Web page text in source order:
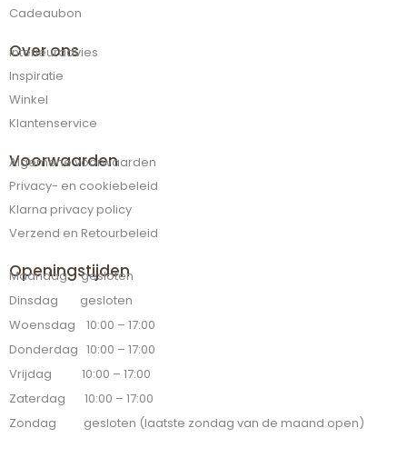
Cadeaubon
Over ons
Interieuradvies
Inspiratie
Winkel
Klantenservice
Voorwaarden
Algemene voorwaarden
Privacy- en cookiebeleid
Klarna privacy policy
Verzend en Retourbeleid
Openingstijden
Maandag gesloten
Dinsdag gesloten
Woensdag 10:00 – 17:00
Donderdag 10:00 – 17:00
Vrijdag 10:00 – 17:00
Zaterdag 10:00 – 17:00
Zondag gesloten (laatste zondag van de maand open)